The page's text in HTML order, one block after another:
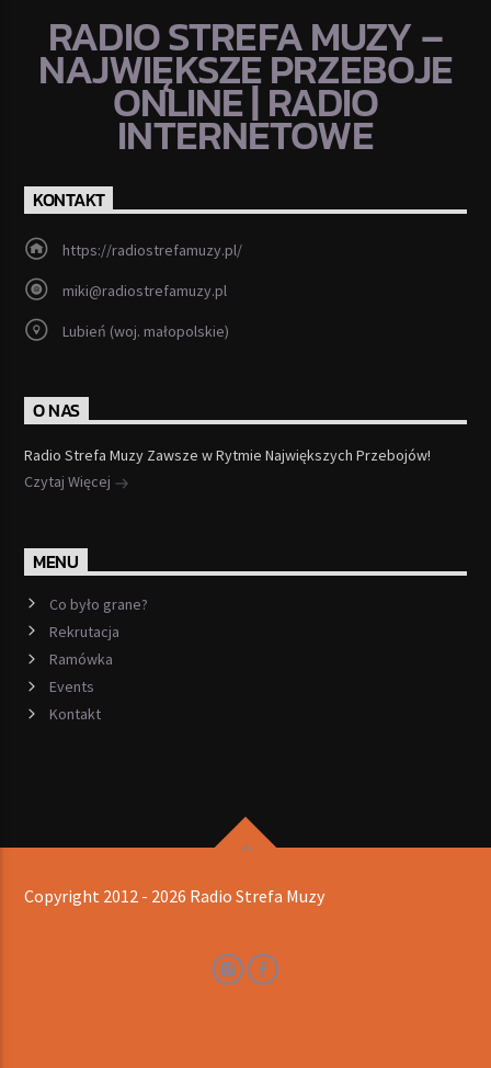
RADIO STREFA MUZY –
NAJWIĘKSZE PRZEBOJE
ONLINE | RADIO
INTERNETOWE
KONTAKT
https://radiostrefamuzy.pl/
miki@radiostrefamuzy.pl
Lubień (woj. małopolskie)
O NAS
Radio Strefa Muzy Zawsze w Rytmie Największych Przebojów!
Czytaj Więcej
MENU
Co było grane?
Rekrutacja
Ramówka
Events
Kontakt
Copyright 2012 - 2026 Radio Strefa Muzy